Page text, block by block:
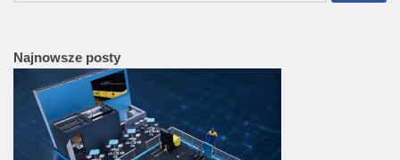
Najnowsze posty